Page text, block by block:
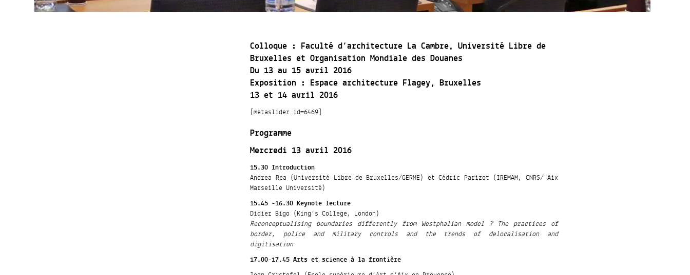
Colloque : Faculté d’architecture La Cambre, Université Libre de
Bruxelles et Organisation Mondiale des Douanes
Du 13 au 15 avril 2016
Exposition : Espace architecture Flagey, Bruxelles
13 et 14 avril 2016
[metaslider id=6469]
Programme
Mercredi 13 avril 2016
15.30 Introduction
Andrea Rea (Université Libre de Bruxelles/GERME) et Cédric Parizot (IREMAM, CNRS/ Aix
Marseille Université)
15.45 -16.30 Keynote lecture
Didier Bigo (King’s College, London)
Reconceptualising boundaries differently from Westphalian model ? The practices of
border, police and military controls and the trends of delocalisation and
digitisation
17.00-17.45 Arts et science à la frontière